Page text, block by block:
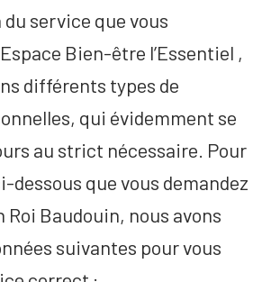
service que vous
Bien-être l’Essentiel ,
différents types de
qui évidemment se
au strict nécessaire. Pour
dessous que vous demandez
Roi Baudouin, nous avons
suivantes pour vous